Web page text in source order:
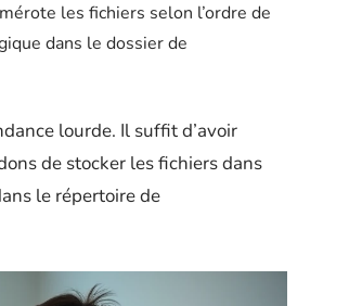
les fichiers selon l’ordre de
dans le dossier de
lourde. Il suffit d’avoir
de stocker les fichiers dans
le répertoire de